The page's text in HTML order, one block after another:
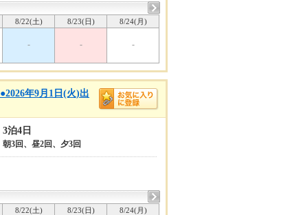
8/22(土) 8/23(日) 8/24(月)
- - -
年9月1日(火)出
3泊4日
朝3回、昼2回、夕3回
8/22(土) 8/23(日) 8/24(月)